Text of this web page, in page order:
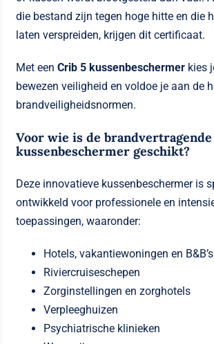
die bestand zijn tegen hoge hitte en die
laten verspreiden, krijgen dit certificaat.
Met eenCrib 5 kussenbeschermer kies
bewezen veiligheid en voldoe je aan de
brandveiligheidsnormen.
Voor wie is de
kussenbeschermer geschikt?
Deze innovatieve kussenbeschermer is
ontwikkeld voor professionele en
toepassingen, waaronder:
Hotels, vakantiewoningen en B&B’s
Riviercruiseschepen
Zorginstellingen en zorghotels
Verpleeghuizen
Psychiatrische klinieken